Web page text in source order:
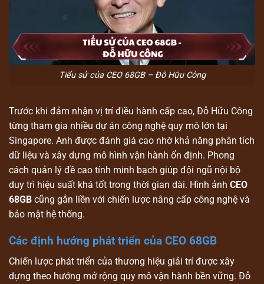
Tiểu sử của CEO 68GB – Đỗ Hữu Công
Trước khi đảm nhận vị trí điều hành cấp cao, Đỗ Hữu Công
từng tham gia nhiều dự án công nghệ quy mô lớn tại
Singapore. Anh được đánh giá cao nhờ khả năng phân tích
dữ liệu và xây dựng mô hình vận hành ổn định. Phong
cách quản lý đề cao tính minh bạch giúp đội ngũ nội bộ
duy trì hiệu suất khá tốt trong thời gian dài. Hình ảnh CEO
68GB cũng gắn liền với chiến lược nâng cấp công nghệ và
bảo mật hệ thống.
Các định hướng phát triển của CEO 68GB
Chiến lược phát triển của thương hiệu giải trí được xây
dựng theo hướng mở rộng quy mô vận hành bền vững. Đỗ